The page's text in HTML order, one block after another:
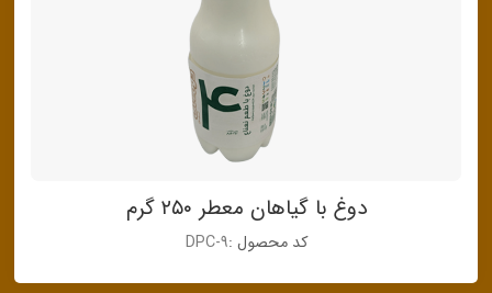
دوغ با گیاهان معطر ۲۵۰ گرم
کد محصول :DPC-9